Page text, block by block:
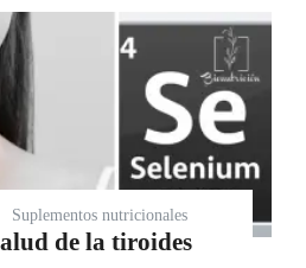
Suplementos nutricionales
de la tiroides